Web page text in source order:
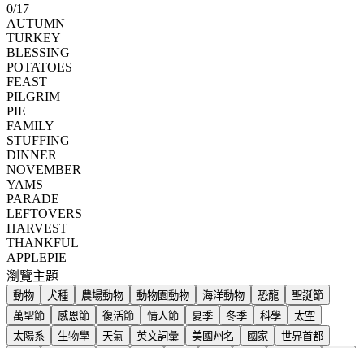
0/17
AUTUMN
TURKEY
BLESSING
POTATOES
FEAST
PILGRIM
PIE
FAMILY
STUFFING
DINNER
NOVEMBER
YAMS
PARADE
LEFTOVERS
HARVEST
THANKFUL
APPLEPIE
瀏覽主題
動物 犬種 農場動物 動物園動物 海洋動物 恐龍
聖誕節
萬聖節
感恩節 復活節 情人節 夏季 冬季 科學
太空
太陽系
生物學 天氣 英文詞彙 美國州名 國家 世界首都